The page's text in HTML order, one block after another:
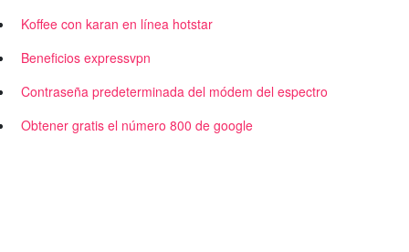
Koffee con karan en línea hotstar
Beneficios expressvpn
Contraseña predeterminada del módem del espectro
Obtener gratis el número 800 de google